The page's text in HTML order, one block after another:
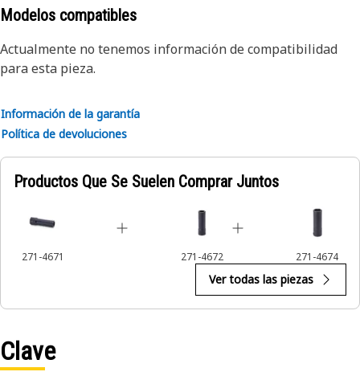
Modelos compatibles
Actualmente no tenemos información de compatibilidad
para esta pieza.
Información de la garantía
Política de devoluciones
Productos Que Se Suelen Comprar Juntos
271-4671 271-4672 271-4674
Ver todas las piezas
Clave